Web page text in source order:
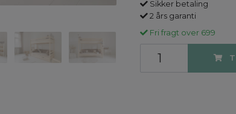
Sikker betaling
2 års garanti
Fri fragt over 699